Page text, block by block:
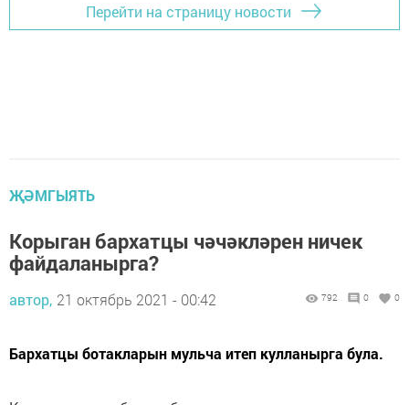
Перейти на страницу новости
ҖӘМГЫЯТЬ
Корыган бархатцы чәчәкләрен ничек
файдаланырга?
автор, 21 октябрь 2021 - 00:42 792 0 0
Бархатцы ботакларын мульча итеп кулланырга була.